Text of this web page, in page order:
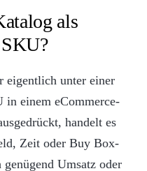
als
eigentlich unter einer
in einem eCommerce-
handelt es
Zeit oder Buy Box-
Umsatz oder